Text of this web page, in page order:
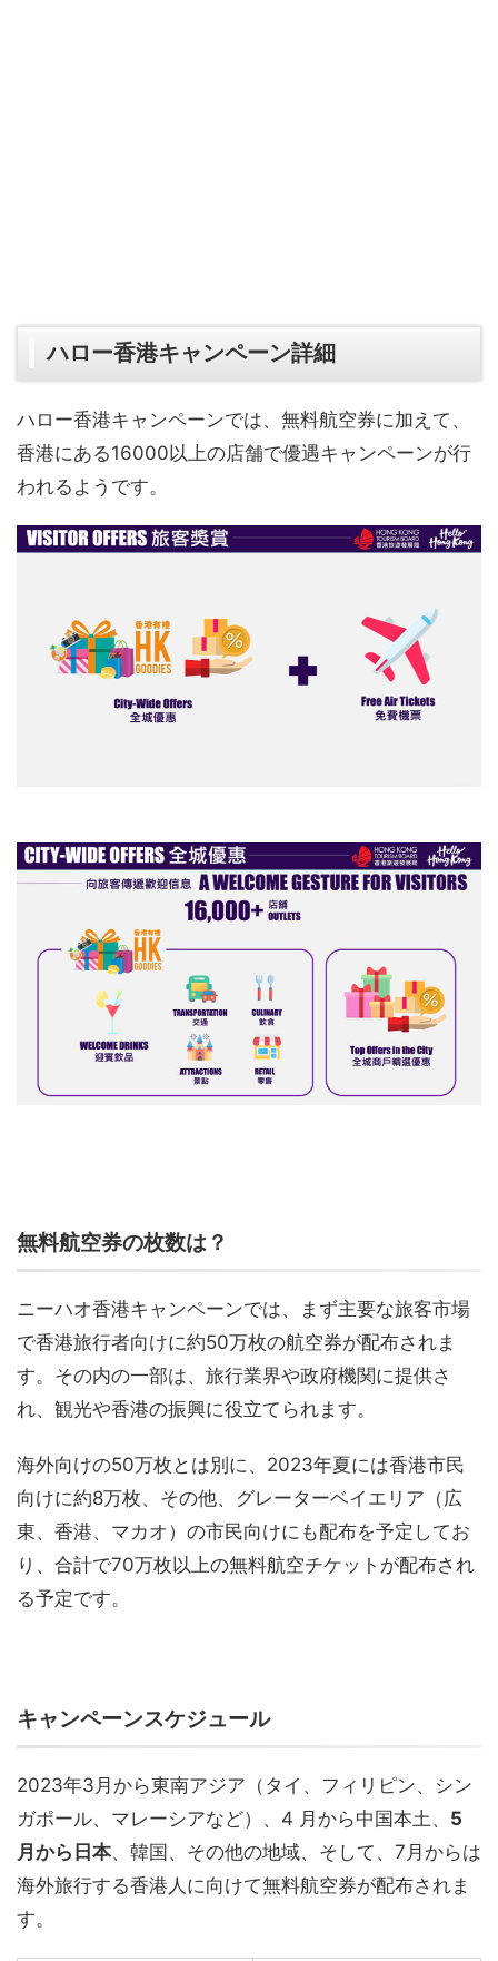
ハロー香港キャンペーン詳細
ハロー香港キャンペーンでは、無料航空券に加えて、
香港にある16000以上の店舗で優遇キャンペーンが行
われるようです。
無料航空券の枚数は？
ニーハオ香港キャンペーンでは、まず主要な旅客市場
で香港旅行者向けに約50万枚の航空券が配布されま
す。その内の一部は、旅行業界や政府機関に提供さ
れ、観光や香港の振興に役立てられます。
海外向けの50万枚とは別に、2023年夏には香港市民
向けに約8万枚、その他、グレーターベイエリア（広
東、香港、マカオ）の市民向けにも配布を予定してお
り、合計で70万枚以上の無料航空チケットが配布され
る予定です。
キャンペーンスケジュール
2023年3月 から東南アジア（タイ、フィリピン、シン
ガポール、マレーシアなど）、 4 月から中国本土、 5
月から日本、韓国、その他の地域、そして、 7 月からは
海外旅行する香港人に向けて無料航空券が配布されま
す。